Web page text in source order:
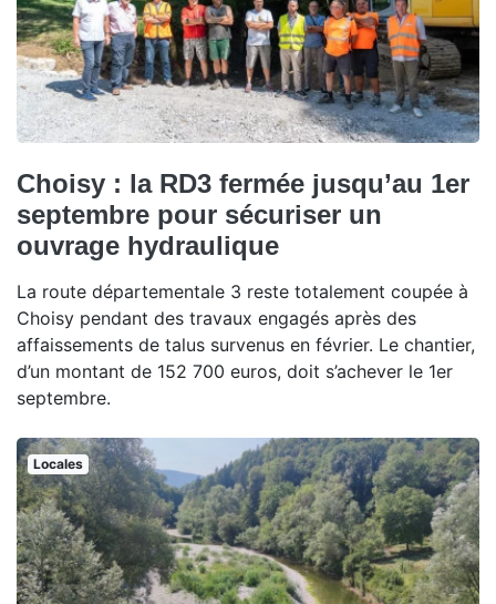
Choisy : la RD3 fermée jusqu’au 1er
septembre pour sécuriser un
ouvrage hydraulique
La route départementale 3 reste totalement coupée à
Choisy pendant des travaux engagés après des
affaissements de talus survenus en février. Le chantier,
d’un montant de 152 700 euros, doit s’achever le 1er
septembre.
Locales